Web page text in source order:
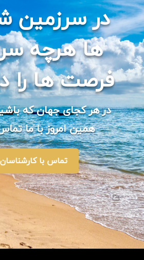
در سرزمین
ها هرچه
فرصت ها را
در هر کجای جهان که
همین امروز با ما
تماس با